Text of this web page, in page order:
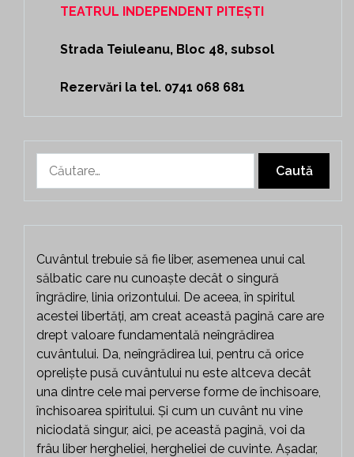
TEATRUL INDEPENDENT PITEȘTI
Strada Teiuleanu, Bloc 48, subsol
Rezervări la tel. 0741 068 681
după:
Cuvântul trebuie să fie liber, asemenea unui cal
sălbatic care nu cunoaște decât o singură
îngrădire, linia orizontului. De aceea, în spiritul
acestei libertăți, am creat această pagină care are
drept valoare fundamentală neîngrădirea
cuvântului. Da, neîngrădirea lui, pentru că orice
opreliște pusă cuvântului nu este altceva decât
una dintre cele mai perverse forme de închisoare,
închisoarea spiritului. Și cum un cuvânt nu vine
niciodată singur, aici, pe această pagină, voi da
frâu liber hergheliei, hergheliei de cuvinte. Așadar,